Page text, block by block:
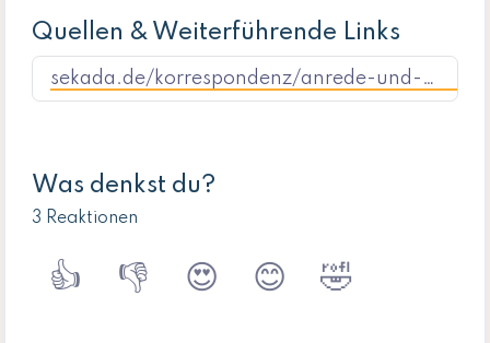
Quellen & Weiterführende Links
sekada.de/korrespondenz/anrede-und-anschriften/artikel/akademische-titel-wann-und-wie-diplom-doktor-oder-professor-in-der-anschrift-und-in-der-anrede-daz/
Was denkst du?
3 Reaktionen
👍 👎 😍 😊 🤣